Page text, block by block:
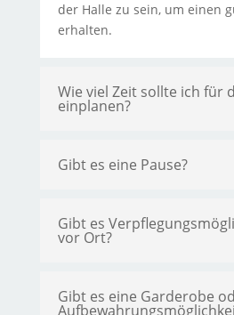
der Halle zu sein, um einen
erhalten.
Wie viel Zeit sollte ich für
einplanen?
Gibt es eine Pause?
Gibt es
vor Ort?
Gibt es eine Garderobe